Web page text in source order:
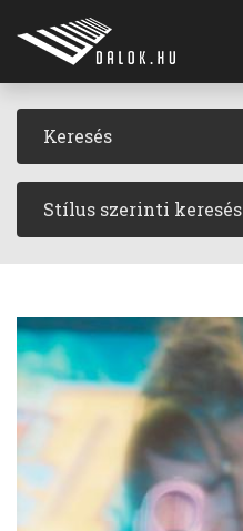
Stílus szerinti keresés